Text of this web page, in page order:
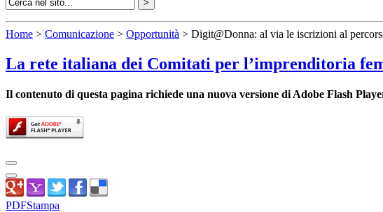
Home > Comunicazione > Opportunità > Digit@Donna: al via le iscrizioni al
La rete italiana dei Comitati per l’imprenditoria
Il contenuto di questa pagina richiede una nuova versione di Adobe Flash
PDFStampa